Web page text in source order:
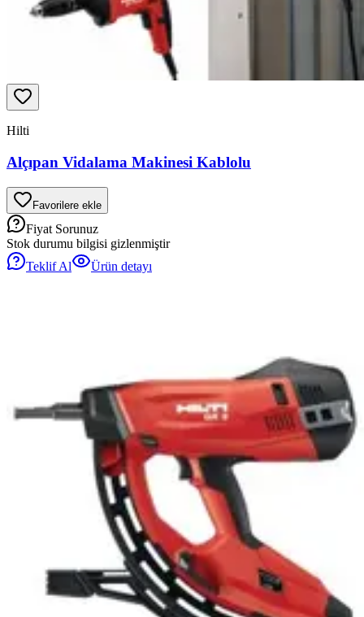
Hilti
Alçıpan Vidalama Makinesi Kablolu
Favorilere ekle
Fiyat Sorunuz
Stok durumu bilgisi gizlenmiştir
Teklif Al
Ürün detayı